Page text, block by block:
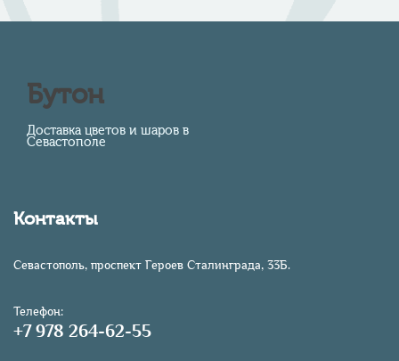
Бутон
Доставка цветов и шаров в
Севастополе
Контакты
Севастополь, проспект Героев Сталинграда, 33Б.
Телефон:
+7 978 264-62-55